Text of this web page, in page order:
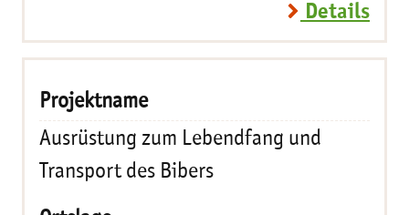
Details
Ausrüstung zum Lebendfang und
Transport des Bibers